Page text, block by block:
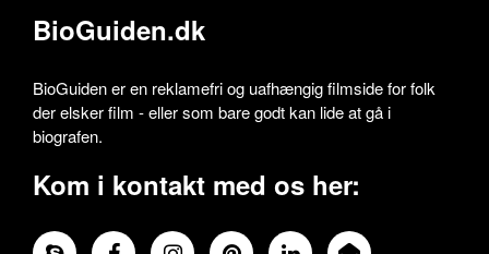
BioGuiden.dk
BioGuiden er en reklamefri og uafhængig filmside for folk
der elsker film - eller som bare godt kan lide at gå i
biografen.
Kom i kontakt med os her: